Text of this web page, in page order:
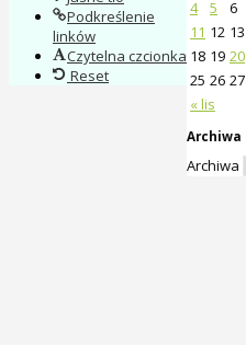
« lis
4 5 6
11 12 13
18 19 20
25 26 27
Archiwa
Archiwa
Podkreślenie
linków
Czytelna czcionka
Reset